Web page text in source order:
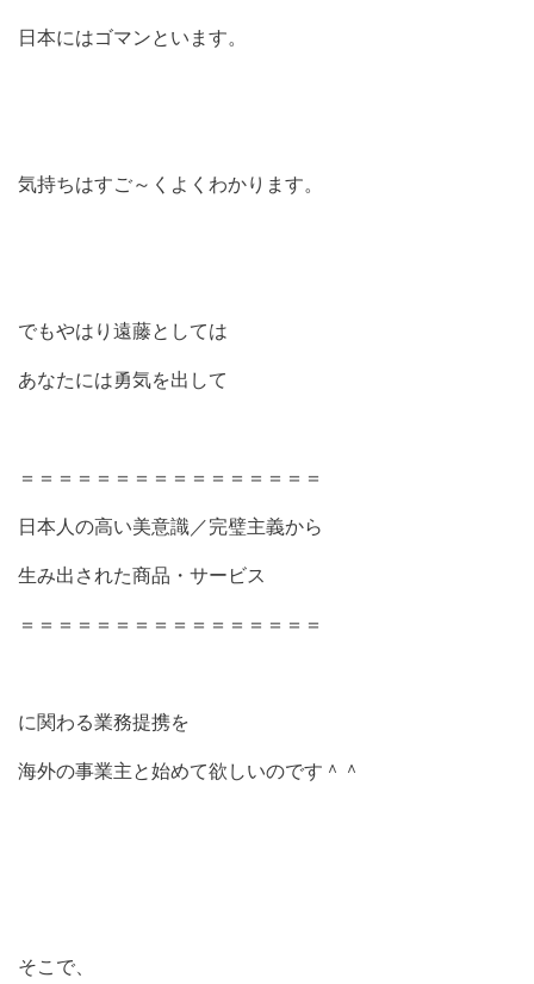
日本にはゴマンといます。
気持ちはすご～くよくわかります。
でもやはり遠藤としては
あなたには勇気を出して
＝＝＝＝＝＝＝＝＝＝＝＝＝＝＝＝
日本人の高い美意識／完璧主義から
生み出された商品・サービス
＝＝＝＝＝＝＝＝＝＝＝＝＝＝＝＝
に関わる業務提携を
海外の事業主と始めて欲しいのです＾＾
そこで、